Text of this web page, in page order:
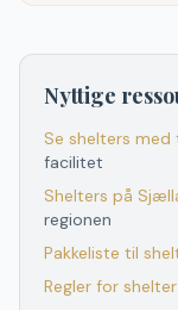
Nyttige
Se shelters med
facilitet
Shelters på
regionen
Pakkeliste til
Regler for